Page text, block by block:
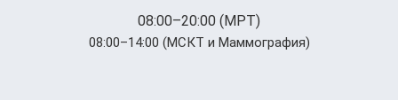
08:00–20:00 (МРТ)
08:00–14:00 (МСКТ и Маммография)